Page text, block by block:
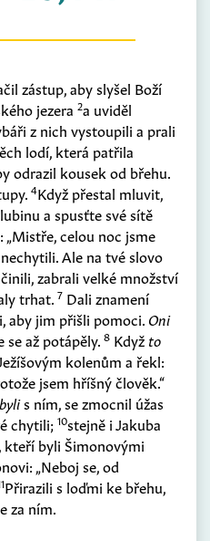
zástup, aby slyšel Boží
jezera 2a uviděl
z nich vystoupili a prali
lodí, která patřila
odrazil kousek od břehu.
4Když přestal mluvit,
a spusťte své sítě
„Mistře, celou noc jsme
Ale na tvé slovo
zabrali velké množství
trhat. 7 Dali znamení
aby jim přišli pomoci. Oni
se až potápěly. 8 Když to
kolenům a řekl:
jsem hříšný člověk.“
bylis ním, se zmocnil úžas
chytili; 10stejně i Jakuba
kteří byli Šimonovými
„Neboj se, od
Přirazili s loďmi ke břehu,
za ním.